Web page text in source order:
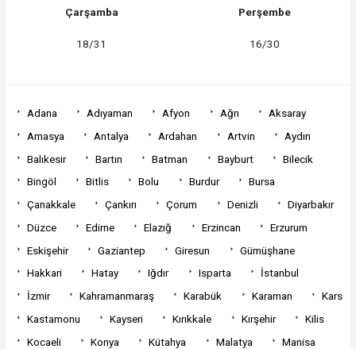
Çarşamba
18/31
Perşembe
16/30
Adana Adıyaman Afyon Ağrı
Aksaray
Amasya
Antalya Ardahan Artvin
Aydın
Balıkesir
Bartın Batman Bayburt
Bilecik
Bingöl
Bitlis Bolu Burdur
Bursa
Çanakkale
Çankırı Çorum Denizli
Diyarbakır
Düzce
Edirne Elazığ Erzincan
Erzurum
Eskişehir
Gaziantep Giresun
Gümüşhane
Hakkari
Hatay Iğdır Isparta
İstanbul
İzmir
Kahramanmaraş Karabük Karaman
Kars
Kastamonu
Kayseri Kırıkkale Kırşehir
Kilis
Kocaeli
Konya Kütahya Malatya
Manisa